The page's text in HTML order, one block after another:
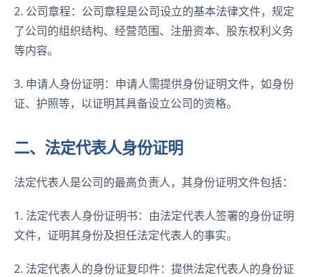
2. 公司章程：公司章程是公司设立的基本法律文件，规定
了公司的组织结构、经营范围、注册资本、股东权利义务
等内容。
3. 申请人身份证明：申请人需提供身份证明文件，如身份
证、护照等，以证明其具备设立公司的资格。
二、法定代表人身份证明
法定代表人是公司的最高负责人，其身份证明文件包括：
1. 法定代表人身份证明书：由法定代表人签署的身份证明
文件，证明其身份及担任法定代表人的事实。
2. 法定代表人的身份证复印件：提供法定代表人的身份证